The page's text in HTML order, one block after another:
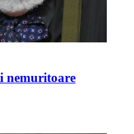
nemuritoare